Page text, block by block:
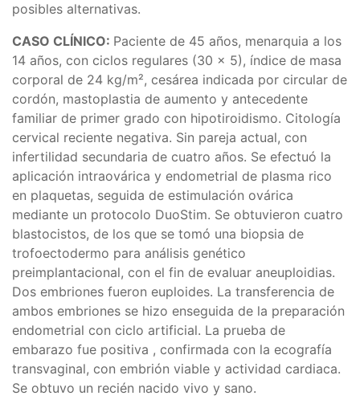
posibles alternativas.
CASO CLÍNICO: Paciente de 45 años, menarquia a los
14 años, con ciclos regulares (30 × 5), índice de masa
corporal de 24 kg/m², cesárea indicada por circular de
cordón, mastoplastia de aumento y antecedente
familiar de primer grado con hipotiroidismo. Citología
cervical reciente negativa. Sin pareja actual, con
infertilidad secundaria de cuatro años. Se efectuó la
aplicación intraovárica y endometrial de plasma rico
en plaquetas, seguida de estimulación ovárica
mediante un protocolo DuoStim. Se obtuvieron cuatro
blastocistos, de los que se tomó una biopsia de
trofoectodermo para análisis genético
preimplantacional, con el fin de evaluar aneuploidias.
Dos embriones fueron euploides. La transferencia de
ambos embriones se hizo enseguida de la preparación
endometrial con ciclo artificial. La prueba de
embarazo fue positiva , confirmada con la ecografía
transvaginal, con embrión viable y actividad cardiaca.
Se obtuvo un recién nacido vivo y sano.